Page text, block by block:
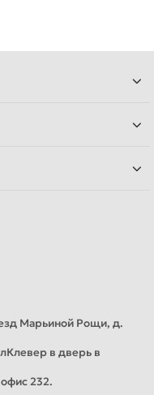
Марьиной Рощи, д.
в дверь в
232.